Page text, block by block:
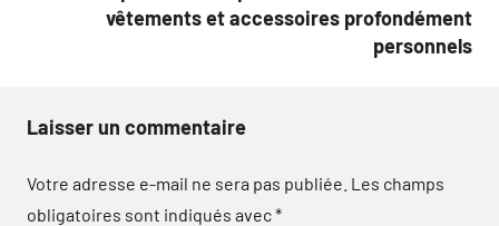
vêtements et accessoires profondément
personnels
Laisser un commentaire
Votre adresse e-mail ne sera pas publiée. Les champs
obligatoires sont indiqués avec*